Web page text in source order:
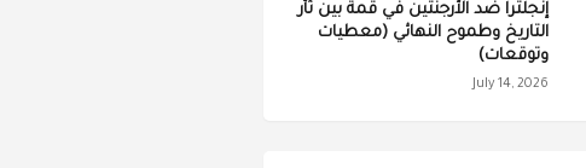
إنجلترا ضد الأرجنتين في قمة بين ثأر
التاريخ وطموح النهائي (معطيات
وتوقعات)
July 14, 2026